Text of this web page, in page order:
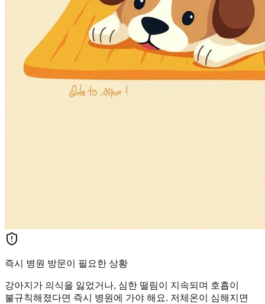
즉시 병원 방문이 필요한 상황
강아지가 의식을 잃었거나, 심한 떨림이 지속되며 호흡이
불규칙해졌다면 즉시 병원에 가야 해요. 저체온이 심해지면